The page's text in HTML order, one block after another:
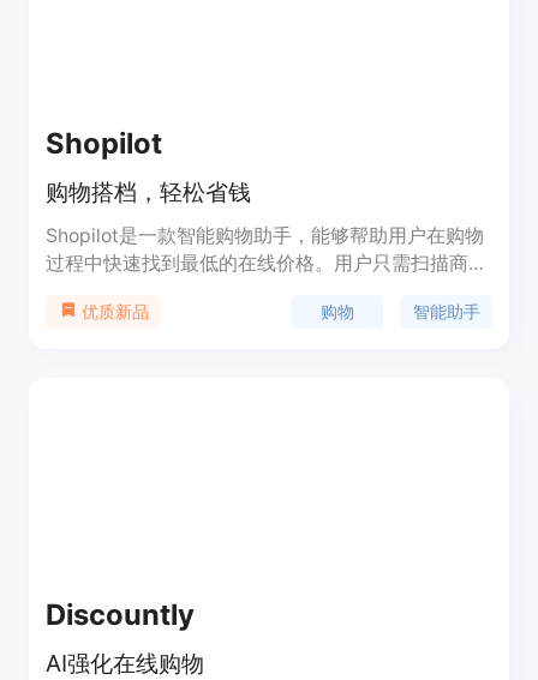
Shopilot
购物搭档，轻松省钱
Shopilot是一款智能购物助手，能够帮助用户在购物
过程中快速找到最低的在线价格。用户只需扫描商品
还可以与AI进行对话，获取详细的产品信息和建议。
优质新品 购物 智能助手
Discountly
AI强化在线购物